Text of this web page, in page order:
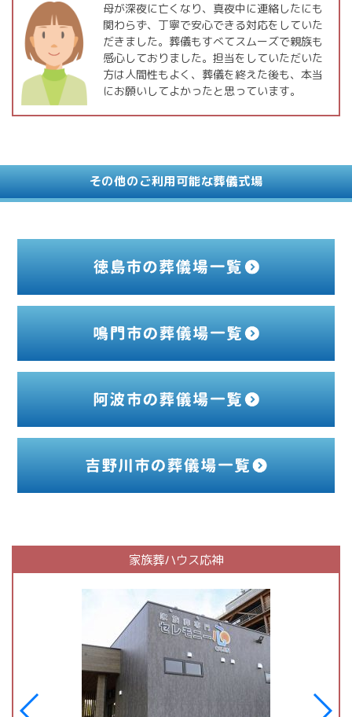
母が深夜に亡くなり、真夜中に連絡したにも
関わらず、丁寧で安心できる対応をしていた
だきました。葬儀もすべてスムーズで親族も
感心しておりました。担当をしていただいた
方は人間性もよく、葬儀を終えた後も、本当
にお願いしてよかったと思っています。
その他のご利用可能な葬儀式場
家族葬ハウス応神